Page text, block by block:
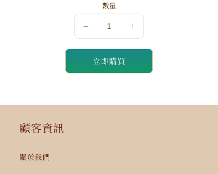
數量
量
減
少
量
加
立即購買
顧客資訊
關於我們